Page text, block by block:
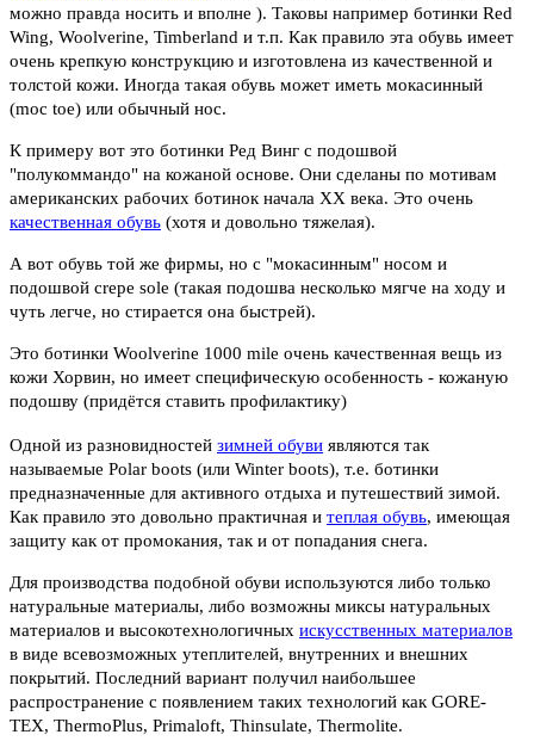
можно правда носить и вполне ). Таковы например ботинки Red
Wing, Woolverine, Timberland и т.п. Как правило эта обувь имеет
очень крепкую конструкцию и изготовлена из качественной и
толстой кожи. Иногда такая обувь может иметь мокасинный
(moc toe) или обычный нос.
К примеру вот это ботинки Ред Винг с подошвой
"полукоммандо" на кожаной основе. Они сделаны по мотивам
американских рабочих ботинок начала ХХ века. Это очень
качественная обувь (хотя и довольно тяжелая).
А вот обувь той же фирмы, но с "мокасинным" носом и
подошвой crepe sole (такая подошва несколько мягче на ходу и
чуть легче, но стирается она быстрей).
Это ботинки Woolverine 1000 mile очень качественная вещь из
кожи Хорвин, но имеет специфическую особенность - кожаную
подошву (придётся ставить профилактику)
Одной из разновидностей зимней обуви являются так
называемые Polar boots (или Winter boots), т.е. ботинки
предназначенные для активного отдыха и путешествий зимой.
Как правило это довольно практичная и теплая обувь, имеющая
защиту как от промокания, так и от попадания снега.
Для производства подобной обуви используются либо только
натуральные материалы, либо возможны миксы натуральных
материалов и высокотехнологичных искусственных материалов
в виде всевозможных утеплителей, внутренних и внешних
покрытий. Последний вариант получил наибольшее
распространение с появлением таких технологий как GORE-
TEX, ThermoPlus, Primaloft, Thinsulate, Thermolite.